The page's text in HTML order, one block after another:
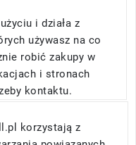
i działa z
używasz na co
robić zakupy w
i stronach
kontaktu.
korzystają z